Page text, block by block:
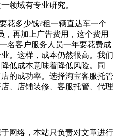
领域有专业研究。
多少钱?租一辆直达车一个
，再加上广告费用，这个费用
名客户服务人员一年要花费成
。这样，成本仍然很高。我们
低成本意味着降低风险。同
的成功率。选择淘宝客服托管
、店铺装修、客服托管、代理
网络，本站只负责对文章进行